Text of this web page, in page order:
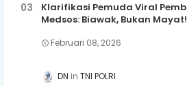
Klarifikasi Pemuda Viral
Medsos: Biawak, Bukan Mayat!
Februari 08, 2026
DN TNI POLRI